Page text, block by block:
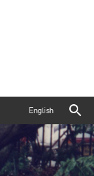
English